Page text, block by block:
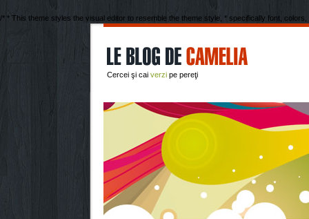
/* * This theme styles the visual editor to resemble the theme style, * specifically font,
Cercei şi cai verzi pe pereţi